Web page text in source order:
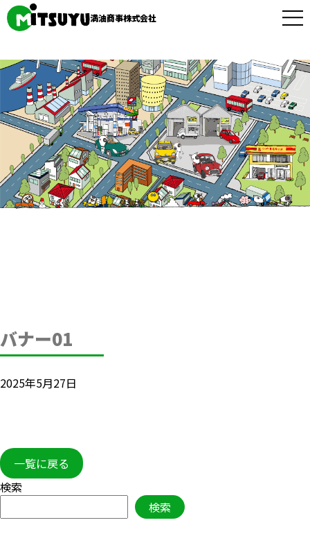
満油商事株式会社
バナー01
2025年5月27日
一覧に戻る
検索
検索